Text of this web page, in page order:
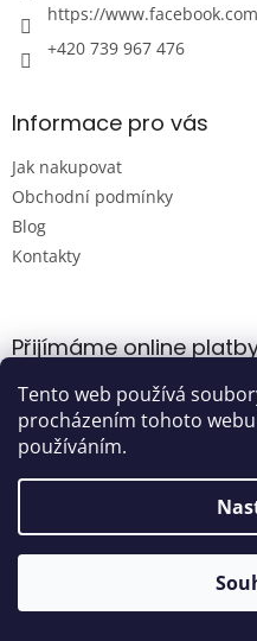
Tento web používá
procházením tohoto
používáním.
https://
+420 739 967 476
Informace pro vás
Jak nakupovat
Obchodní podmínky
Blog
Kontakty
Přijímáme online